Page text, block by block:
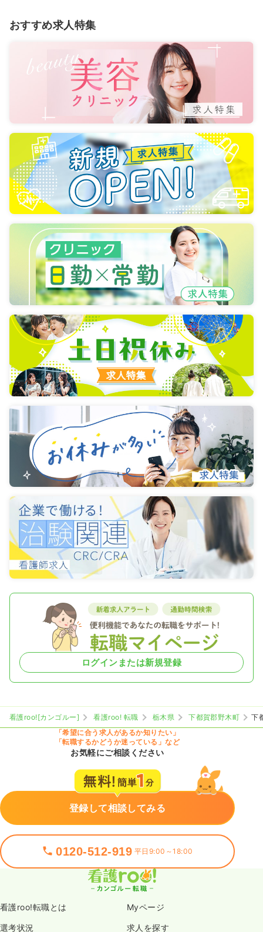
おすすめ求人特集
ログインまたは新規登録
看護roo![カンゴルー] 看護roo! 転職 栃木県 下都賀郡野木町
下
「希望に合う求人があるか知りたい」
「転職するかどうか迷っている」など
お気軽にご相談ください
登録して相談してみる
0120-512-919 平日9:00～18:00
看護roo!転職とは Myページ
選考状況 求人を探す